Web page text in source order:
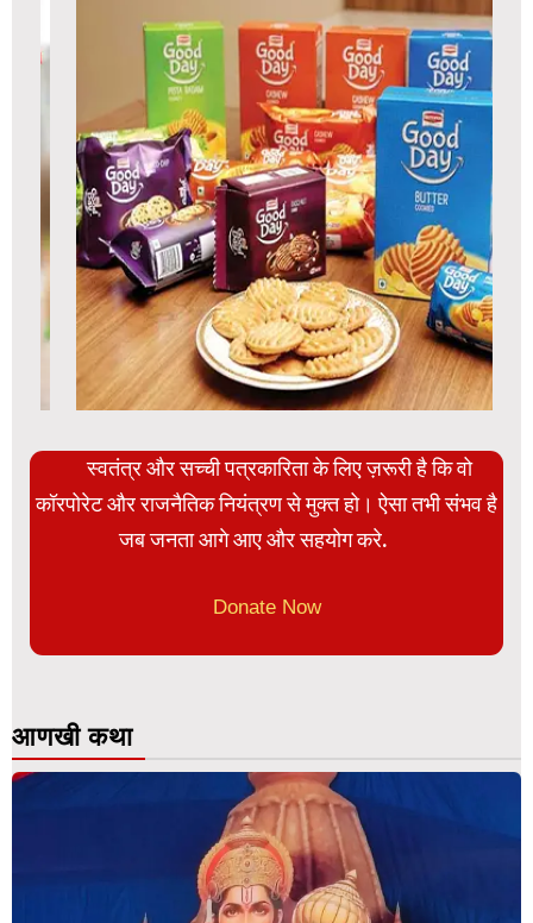
स्वतंत्र और सच्ची पत्रकारिता के लिए ज़रूरी है कि वो
कॉरपोरेट और राजनैतिक नियंत्रण से मुक्त हो। ऐसा तभी संभव है
जब जनता आगे आए और सहयोग करे.
Donate Now
आणखी कथा